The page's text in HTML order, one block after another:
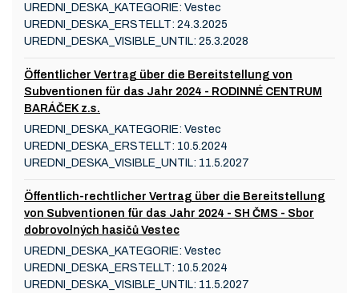
UREDNI_DESKA_KATEGORIE: Vestec
UREDNI_DESKA_ERSTELLT: 24.3.2025
UREDNI_DESKA_VISIBLE_UNTIL: 25.3.2028
Öffentlicher Vertrag über die Bereitstellung von
Subventionen für das Jahr 2024 - RODINNÉ CENTRUM
BARÁČEK z.s.
UREDNI_DESKA_KATEGORIE: Vestec
UREDNI_DESKA_ERSTELLT: 10.5.2024
UREDNI_DESKA_VISIBLE_UNTIL: 11.5.2027
Öffentlich-rechtlicher Vertrag über die Bereitstellung
von Subventionen für das Jahr 2024 - SH ČMS - Sbor
dobrovolných hasičů Vestec
UREDNI_DESKA_KATEGORIE: Vestec
UREDNI_DESKA_ERSTELLT: 10.5.2024
UREDNI_DESKA_VISIBLE_UNTIL: 11.5.2027